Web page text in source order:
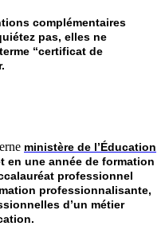
complémentaires
pas, elles ne
“certificat de
ministère de l’Éducation
en une année de formation
professionnel
professionnalisante,
d’un métier